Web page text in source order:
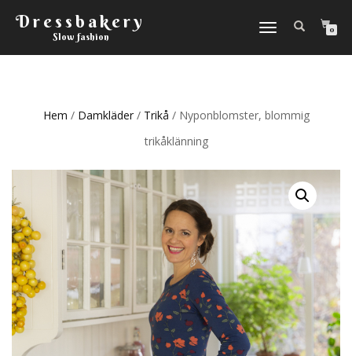
Dressbakery
Slow fashion
Slå
navigering
0
Hem / Damkläder/ Trikå / Nyponblomster, blommig
trikåklänning